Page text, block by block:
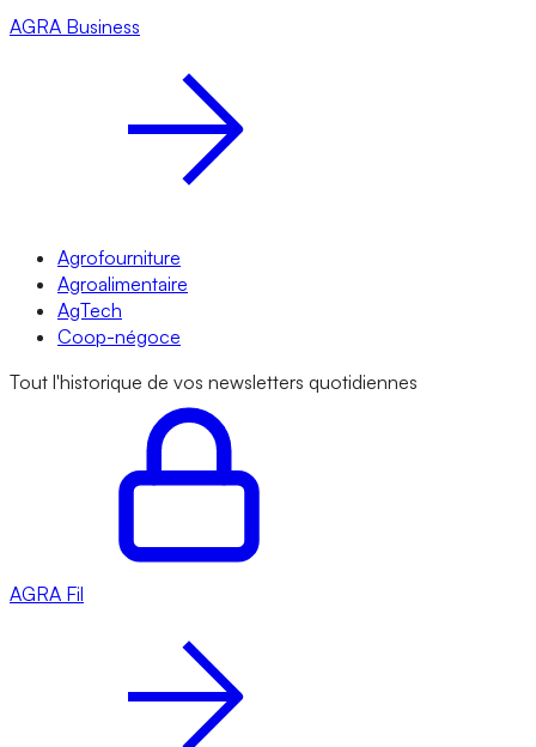
AGRA Business
Agrofourniture
Agroalimentaire
AgTech
Coop-négoce
Tout l'historique de vos newsletters quotidiennes
AGRA Fil